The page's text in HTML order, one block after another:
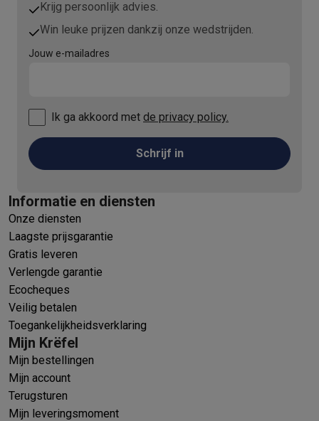
Krijg persoonlijk advies.
Win leuke prijzen dankzij onze wedstrijden.
Jouw e-mailadres
Ik ga akkoord met de privacy policy.
Schrijf in
Informatie en diensten
Onze diensten
Laagste prijsgarantie
Gratis leveren
Verlengde garantie
Ecocheques
Veilig betalen
Toegankelijkheidsverklaring
Mijn Krëfel
Mijn bestellingen
Mijn account
Terugsturen
Mijn leveringsmoment